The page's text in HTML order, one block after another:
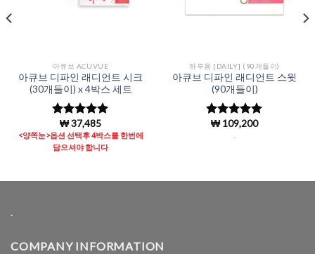
아큐브 ACUVUE
아큐브 디파인 래디언트 시크
(30개들이) x 4박스 세트
5 중에서
4.98로 평
가됨
₩37,485
<양쪽눈>옵션 선택후 4박스를 한번에
담으셔야 합니다
하루용 [DAILY] (90개들이)
아큐브 디파인 래디언트 스윗
(90개들이)
5 중에서
로 평
₩109,200
.
COMPANY INFORMATION